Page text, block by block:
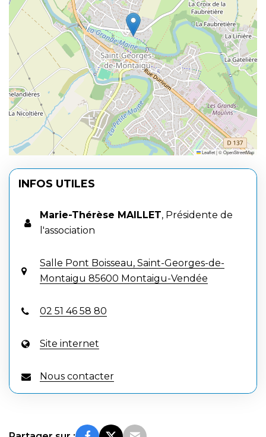
Leaflet|©OpenStreetMap
INFOS UTILES
Marie-Thérèse MAILLET, Présidente de
l'association
Salle Pont Boisseau, Saint-Georges-de-
Montaigu 85600 Montaigu-Vendée
02 51 46 58 80
Site internet
Nous contacter